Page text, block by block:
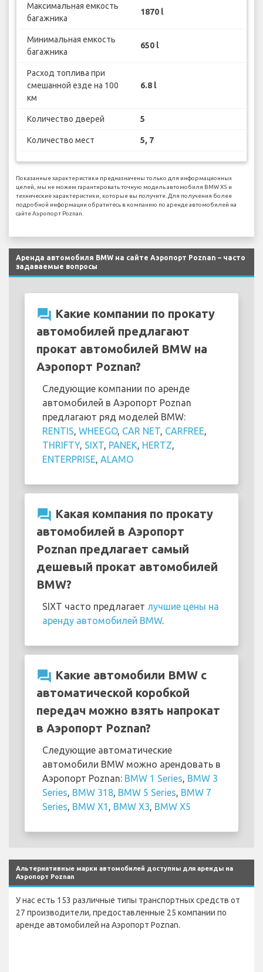
Максимальная емкость
багажника
1870 l
Минимальная емкость
багажника
650 l
Расход топлива при
смешанной езде на 100
км
6.8 l
Количество дверей 5
Количество мест 5, 7
Показанные характеристики предназначены только для информационных
целей, мы не можем гарантировать точную модель автомобиля BMW X5 и
технические характеристики, которые вы получите. Для получения более
подробной информации обратитесь в компанию по аренде автомобилей на
сайте Аэропорт Poznan.
Аренда автомобиля BMW на сайте Аэропорт Poznan – часто
задаваемые вопросы
question_answer Какие компании по прокату
автомобилей предлагают
прокат автомобилей BMW на
Аэропорт Poznan?
Следующие компании по аренде
автомобилей в Аэропорт Poznan
предлагают ряд моделей BMW:
RENTIS, WHEEGO, CAR NET, CARFREE,
THRIFTY, SIXT, PANEK, HERTZ,
ENTERPRISE, ALAMO
question_answer Какая компания по прокату
автомобилей в Аэропорт
Poznan предлагает самый
дешевый прокат автомобилей
BMW?
SIXT часто предлагает лучшие цены на
аренду автомобилей BMW.
question_answer Какие автомобили BMW с
автоматической коробкой
передач можно взять напрокат
в Аэропорт Poznan?
Следующие автоматические
автомобили BMW можно арендовать в
Аэропорт Poznan: BMW 1 Series, BMW 3
Series, BMW 318, BMW 5 Series, BMW 7
Series, BMW X1 , BMW X3, BMW X5
Альтернативные марки автомобилей доступны для аренды на
Аэропорт Poznan
У нас есть 153 различные типы транспортных средств от
27 производители, предоставленные 25 компании по
аренде автомобилей на Аэропорт Poznan.